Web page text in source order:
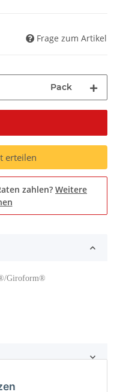
Frage zum Artikel
Pack
erteilen
zahlen? Weitere
Giroform®